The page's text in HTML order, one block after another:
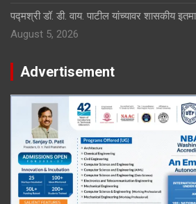
पद्मश्री डॉ. डी. वाय. पाटील यांच्यावर शासकीय
August 5, 2026
Advertisement